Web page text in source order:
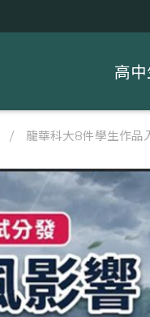
高中
/ 龍華科大8件學生作品